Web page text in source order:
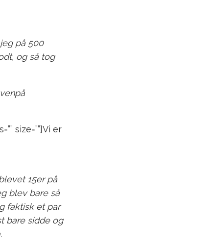
på 500
og så tog
size=””]Vi er
15er på
blev bare så
faktisk et par
bare sidde og